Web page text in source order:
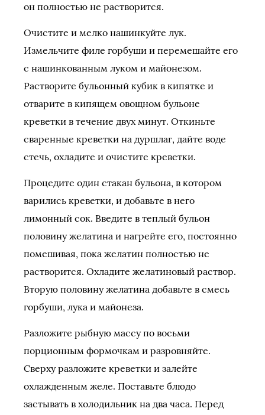
он полностью не растворится.
Очистите и мелко нашинкуйте лук.
Измельчите филе горбуши и перемешайте его
с нашинкованным луком и майонезом.
Растворите бульонный кубик в кипятке и
отварите в кипящем овощном бульоне
креветки в течение двух минут. Откиньте
сваренные креветки на дуршлаг, дайте воде
стечь, охладите и очистите креветки.
Процедите один стакан бульона, в котором
варились креветки, и добавьте в него
лимонный сок. Введите в теплый бульон
половину желатина и нагрейте его, постоянно
помешивая, пока желатин полностью не
растворится. Охладите желатиновый раствор.
Вторую половину желатина добавьте в смесь
горбуши, лука и майонеза.
Разложите рыбную массу по восьми
порционным формочкам и разровняйте.
Сверху разложите креветки и залейте
охлажденным желе. Поставьте блюдо
застывать в холодильник на два часа. Перед